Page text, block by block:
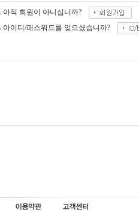
아직 회원이 아니십니까?
아이디/패스워드를 잊으셨습니까?